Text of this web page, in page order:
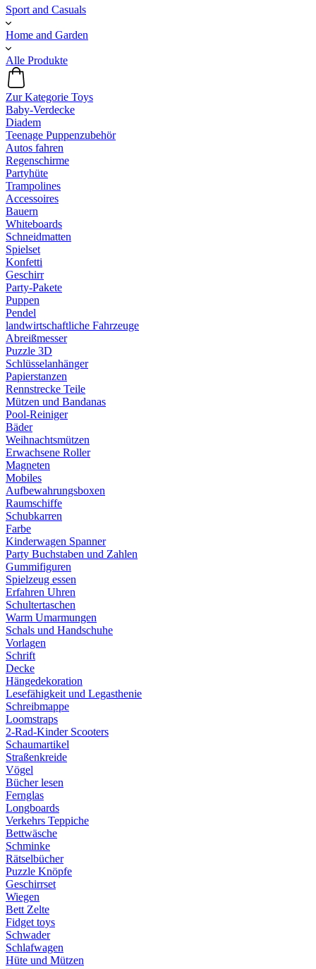
Sport and Casuals
Home and Garden
Alle Produkte
Zur Kategorie Toys
Baby-Verdecke
Diadem
Teenage Puppenzubehör
Autos fahren
Regenschirme
Partyhüte
Trampolines
Accessoires
Bauern
Whiteboards
Schneidmatten
Spielset
Konfetti
Geschirr
Party-Pakete
Puppen
Pendel
landwirtschaftliche Fahrzeuge
Abreißmesser
Puzzle 3D
Schlüsselanhänger
Papierstanzen
Rennstrecke Teile
Mützen und Bandanas
Pool-Reiniger
Bäder
Weihnachtsmützen
Erwachsene Roller
Magneten
Mobiles
Aufbewahrungsboxen
Raumschiffe
Schubkarren
Farbe
Kinderwagen Spanner
Party Buchstaben und Zahlen
Gummifiguren
Spielzeug essen
Erfahren Uhren
Schultertaschen
Warm Umarmungen
Schals und Handschuhe
Vorlagen
Schrift
Decke
Hängedekoration
Lesefähigkeit und Legasthenie
Schreibmappe
Loomstraps
2-Rad-Kinder Scooters
Schaumartikel
Straßenkreide
Vögel
Bücher lesen
Fernglas
Longboards
Verkehrs Teppiche
Bettwäsche
Schminke
Rätselbücher
Puzzle Knöpfe
Geschirrset
Wiegen
Bett Zelte
Fidget toys
Schwader
Schlafwagen
Hüte und Mützen